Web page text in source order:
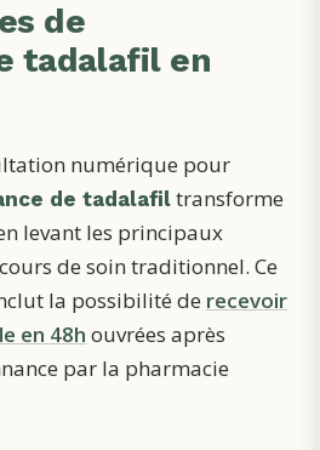
de
tadalafil en
numérique pour
de tadalafil transforme
levant les principaux
de soin traditionnel. Ce
la possibilité de recevoir
en 48h ouvrées après
par la pharmacie